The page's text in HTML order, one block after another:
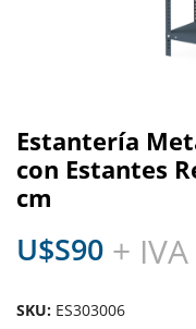
Estantería
con Estantes
cm
U$S90 + IVA
SKU: ES303006